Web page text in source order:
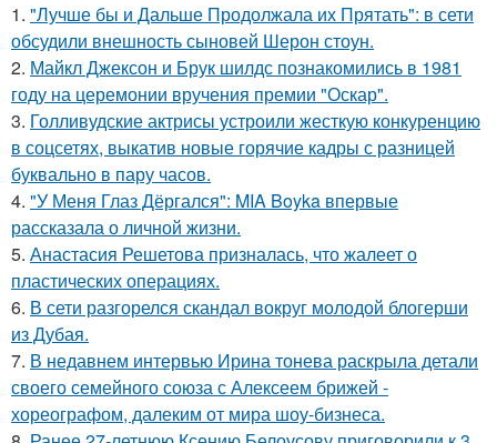
1. "Лучше бы и Дальше Продолжала их Прятать": в сети
обсудили внешность сыновей Шерон стоун.
2. Майкл Джексон и Брук шилдс познакомились в 1981
году на церемонии вручения премии "Оскар".
3. Голливудские актрисы устроили жесткую конкуренцию
в соцсетях, выкатив новые горячие кадры с разницей
буквально в пару часов.
4. "У Меня Глаз Дёргался": MIA Boyka впервые
рассказала о личной жизни.
5. Анастасия Решетова призналась, что жалеет о
пластических операциях.
6. В сети разгорелся скандал вокруг молодой блогерши
из Дубая.
7. В недавнем интервью Ирина тонева раскрыла детали
своего семейного союза с Алексеем брижей -
хореографом, далеким от мира шоу-бизнеса.